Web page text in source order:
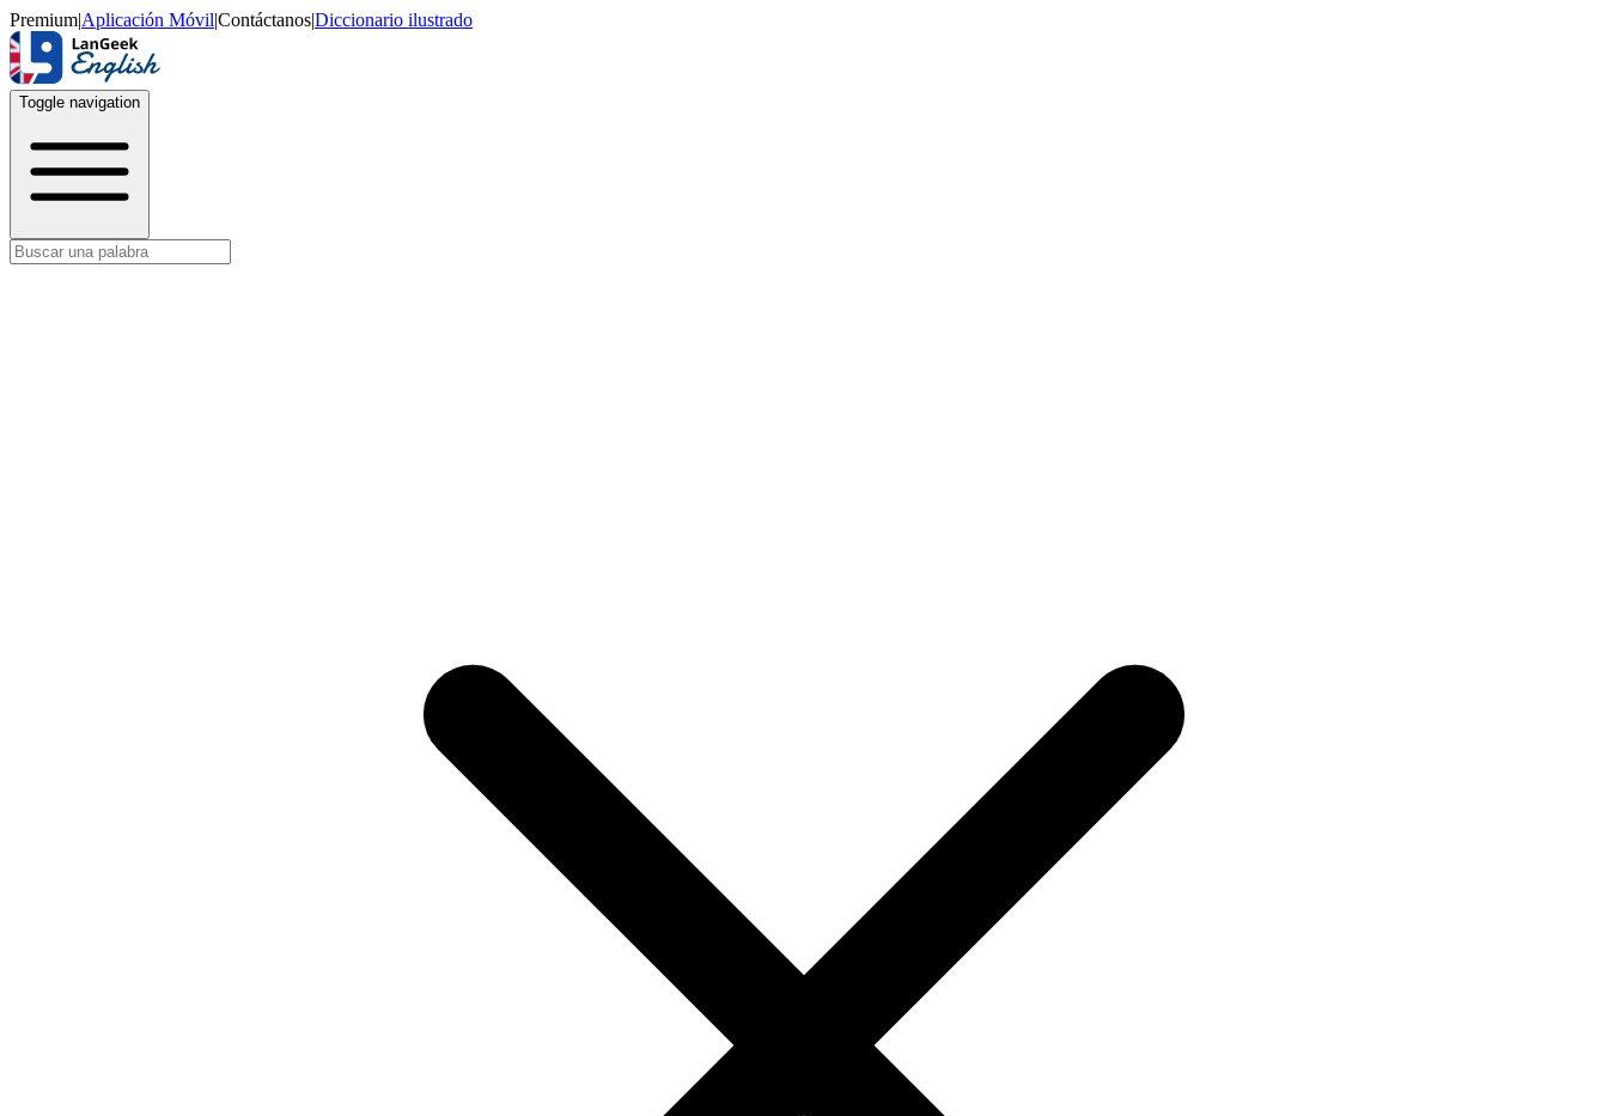
Premium|Aplicación Móvil|Contáctanos|Diccionario ilustrado
Toggle navigation